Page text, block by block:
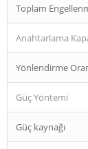
Toplam
Anahtarlama
Yönlendirme
Güç Yöntemi
Güç kaynağı